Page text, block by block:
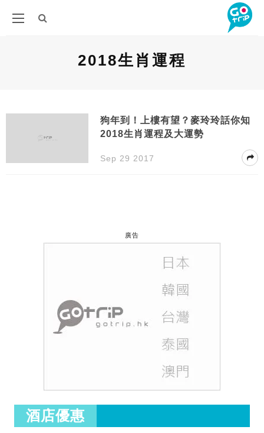
2018生肖運程
狗年到！上樓有望？麥玲玲話你知
2018生肖運程及大運勢
Sep 29 2017
廣告
酒店優惠